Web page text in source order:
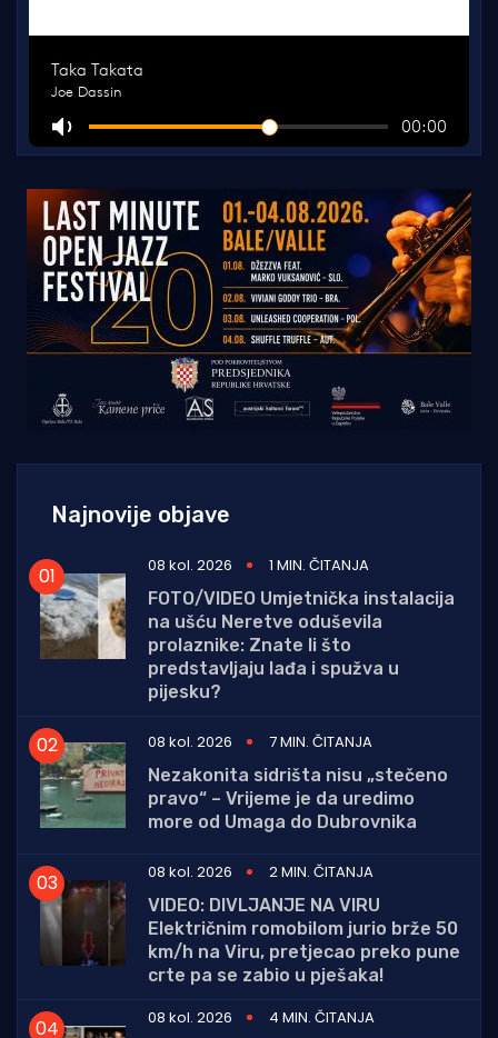
Najnovije objave
08 kol. 2026
1 MIN. ČITANJA
FOTO/VIDEO Umjetnička instalacija
na ušću Neretve oduševila
prolaznike: Znate li što
predstavljaju lađa i spužva u
pijesku?
08 kol. 2026
7 MIN. ČITANJA
Nezakonita sidrišta nisu „stečeno
pravo“ – Vrijeme je da uredimo
more od Umaga do Dubrovnika
08 kol. 2026
2 MIN. ČITANJA
VIDEO: DIVLJANJE NA VIRU
Električnim romobilom jurio brže 50
km/h na Viru, pretjecao preko pune
crte pa se zabio u pješaka!
08 kol. 2026
4 MIN. ČITANJA